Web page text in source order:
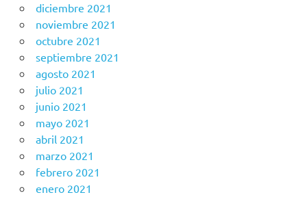
diciembre 2021
noviembre 2021
octubre 2021
septiembre 2021
agosto 2021
julio 2021
junio 2021
mayo 2021
abril 2021
marzo 2021
febrero 2021
enero 2021